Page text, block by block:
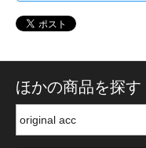
ほかの商品を探す